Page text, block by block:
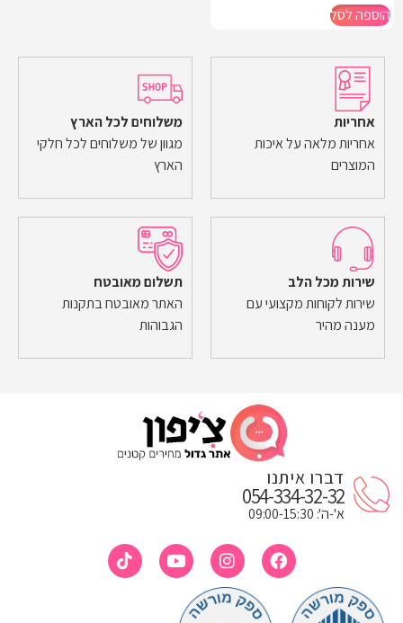
הוספה לסל
אחריות
אחריות מלאה על איכות
המוצרים
משלוחים לכל הארץ
מגוון של משלוחים לכל חלקי
הארץ
שירות מכל הלב
שירות לקוחות מקצועי עם
מענה מהיר
תשלום מאובטח
האתר מאובטח בתקנות
הגבוהות
דברו איתנו
054-334-32-32
א'-ה': 09:00-15:30